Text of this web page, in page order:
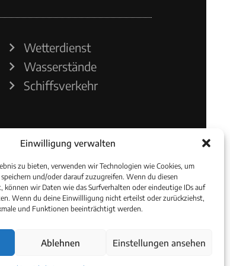
Einwilligung verwalten
zu bieten, verwenden wir Technologien wie Cookies, um
und/oder darauf zuzugreifen. Wenn du diesen
können wir Daten wie das Surfverhalten oder eindeutige IDs auf
Wenn du deine Einwillligung nicht erteilst oder zurückziehst,
und Funktionen beeinträchtigt werden.
Ablehnen Einstellungen ansehen
Wetterdienst
Wasserstände
Schiffsverkehr